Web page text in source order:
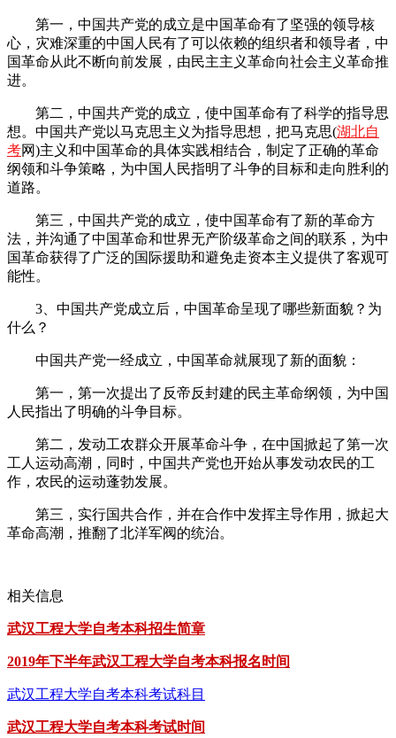
第一，中国共产党的成立是中国革命有了坚强的领导核
心，灾难深重的中国人民有了可以依赖的组织者和领导者，中
国革命从此不断向前发展，由民主主义革命向社会主义革命推
进。
第二，中国共产党的成立，使中国革命有了科学的指导思
想。中国共产党以马克思主义为指导思想，把马克思(湖北自
考网)主义和中国革命的具体实践相结合，制定了正确的革命
纲领和斗争策略，为中国人民指明了斗争的目标和走向胜利的
道路。
第三，中国共产党的成立，使中国革命有了新的革命方
法，并沟通了中国革命和世界无产阶级革命之间的联系，为中
国革命获得了广泛的国际援助和避免走资本主义提供了客观可
能性。
3、中国共产党成立后，中国革命呈现了哪些新面貌？为
什么？
中国共产党一经成立，中国革命就展现了新的面貌：
第一，第一次提出了反帝反封建的民主革命纲领，为中国
人民指出了明确的斗争目标。
第二，发动工农群众开展革命斗争，在中国掀起了第一次
工人运动高潮，同时，中国共产党也开始从事发动农民的工
作，农民的运动蓬勃发展。
第三，实行国共合作，并在合作中发挥主导作用，掀起大
革命高潮，推翻了北洋军阀的统治。
相关信息
武汉工程大学自考本科招生简章
2019年下半年武汉工程大学自考本科报名时间
武汉工程大学自考本科考试科目
武汉工程大学自考本科考试时间